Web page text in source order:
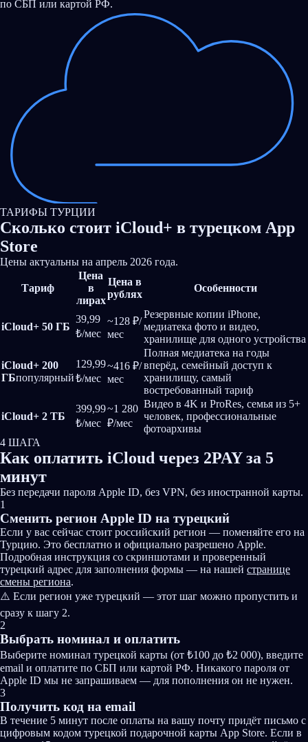
по СБП или картой РФ.
ТАРИФЫ ТУРЦИИ
Сколько стоит iCloud+ в турецком App
Store
Цены актуальны на апрель 2026 года.
Тариф
Цена
в
лирах
Цена в
рублях
Особенности
iCloud+ 50 ГБ
39,99
₺/мес
~128 ₽/
мес
Резервные копии iPhone,
медиатека фото и видео,
хранилище для одного устройства
iCloud+ 200
ГБпопулярный
129,99
₺/мес
~416 ₽/
мес
Полная медиатека на годы
вперёд, семейный доступ к
хранилищу, самый
востребованный тариф
iCloud+ 2 ТБ
399,99
₺/мес
~1 280
₽/мес
Видео в 4K и ProRes, семья из 5+
человек, профессиональные
фотоархивы
4 ШАГА
Как оплатить iCloud через 2PAY за 5
минут
Без передачи пароля Apple ID, без VPN, без иностранной карты.
1
Сменить регион Apple ID на турецкий
Если у вас сейчас стоит российский регион — поменяйте его на
Турцию. Это бесплатно и официально разрешено Apple.
Подробная инструкция со скриншотами и проверенный
турецкий адрес для заполнения формы — на нашей странице
смены региона.
⚠️️ Если регион уже турецкий — этот шаг можно пропустить и
сразу к шагу 2.
2
Выбрать номинал и оплатить
Выберите номинал турецкой карты (от ₺100 до ₺2 000), введите
email и оплатите по СБП или картой РФ. Никакого пароля от
Apple ID мы не запрашиваем — для пополнения он не нужен.
3
Получить код на email
В течение 5 минут после оплаты на вашу почту придёт письмо с
цифровым кодом турецкой подарочной карты App Store. Если в